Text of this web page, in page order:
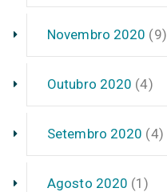
Novembro 2020 (9)
Outubro 2020 (4)
Setembro 2020 (4)
Agosto 2020 (1)